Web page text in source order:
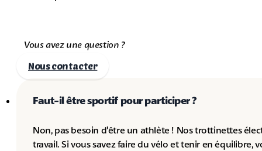
Vous avez une question ?
Nous contacter
Faut-il être sportif pour participer ?
Non, pas besoin d’être un athlète ! Nos trottinettes
travail. Si vous savez faire du vélo et tenir en équilibre,